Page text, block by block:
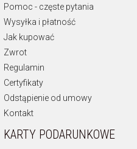
Pomoc - częste pytania
Wysyłka i płatność
Jak kupować
Zwrot
Regulamin
Certyfikaty
Odstąpienie od umowy
Kontakt
KARTY PODARUNKOWE